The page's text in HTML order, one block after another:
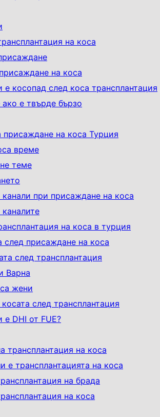
на коса
на коса
е косопад след коса трансплантация
е твърде бързо
присаждане на коса Турция
време
теме
канали при присаждане на коса
на коса в турция
след присаждане на коса
след трансплантация
Варна
жени
след трансплантация
DHI от FUE?
трансплантация на коса
е трансплантацията на коса
на брада
на коса